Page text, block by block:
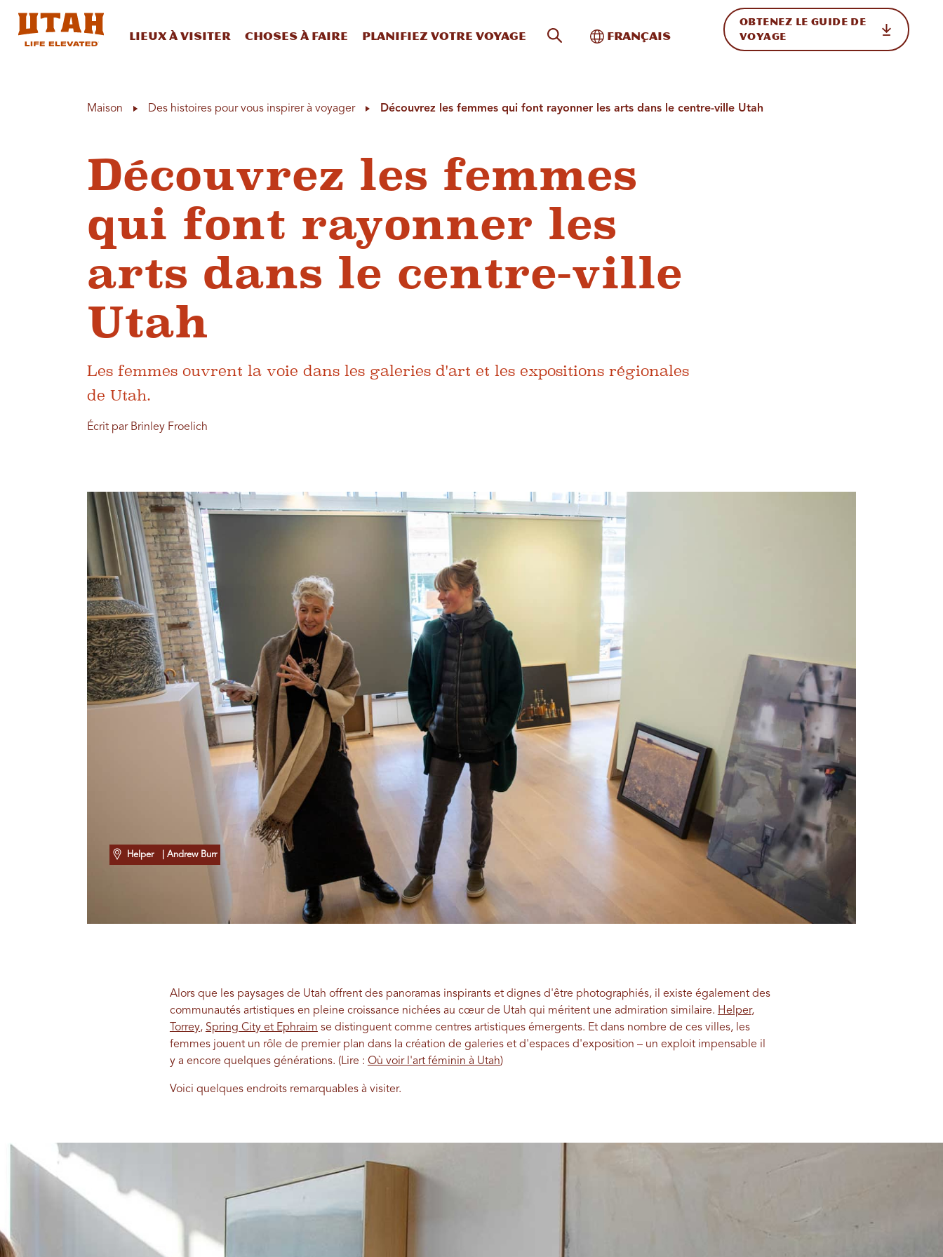
Lieux à visiter Choses à faire Planifiez votre voyage Recherche sur le site
Basculer vers l'international
Français
OBTENEZ LE GUIDE DE
VOYAGE
Maison Des histoires pour vous inspirer à voyager Découvrez les femmes qui font rayonner les arts dans le centre-ville Utah
Découvrez les femmes
qui font rayonner les
arts dans le centre-ville
Utah
Les femmes ouvrent la voie dans les galeries d'art et les expositions régionales
de Utah.
Écrit par Brinley Froelich
Helper | Andrew Burr
Alors que les paysages de Utah offrent des panoramas inspirants et dignes d'être photographiés, il existe également des
communautés artistiques en pleine croissance nichées au cœur de Utah qui méritent une admiration similaire. Helper,
Torrey, Spring City et Ephraim se distinguent comme centres artistiques émergents. Et dans nombre de ces villes, les
femmes jouent un rôle de premier plan dans la création de galeries et d'espaces d'exposition – un exploit impensable il
y a encore quelques générations. (Lire : Où voir l'art féminin à Utah)
Voici quelques endroits remarquables à visiter.